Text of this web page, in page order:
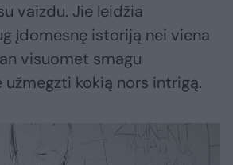
vaizdu. Jie leidžia
įdomesnę istoriją nei viena
visuomet smagu
kokią nors intrigą.